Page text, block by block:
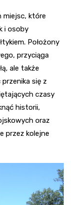
miejsc, które
i osoby
Położony
przyciąga
ale także
się z
czasy
historii,
oraz
przez kolejne